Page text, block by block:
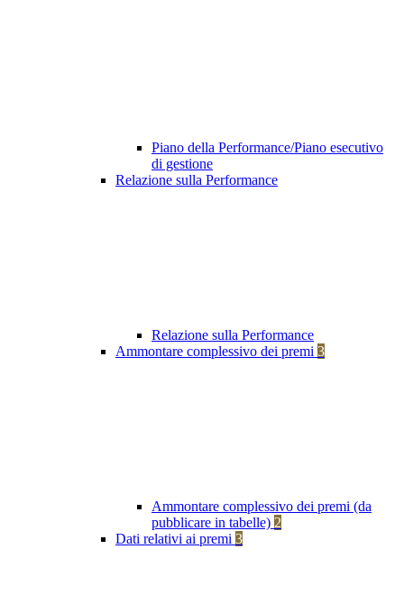
Piano della Performance/Piano esecutivo
di gestione
Relazione sulla Performance
Relazione sulla Performance
Ammontare complessivo dei premi 3
Ammontare complessivo dei premi (da
pubblicare in tabelle) 2
Dati relativi ai premi 3